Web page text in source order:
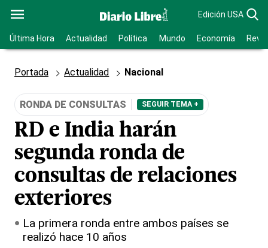
Edición USA
Última Hora Actualidad Política Mundo Economía
Portada Actualidad Nacional
RONDA DE CONSULTAS SEGUIR TEMA +
RD e India harán
segunda ronda de
consultas de relaciones
exteriores
La primera ronda entre ambos países se
realizó hace 10 años